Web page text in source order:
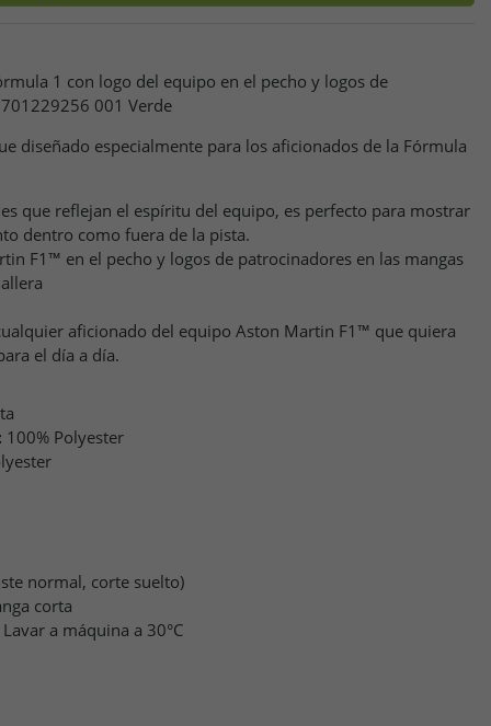
1 con logo del equipo en el pecho y logos de
001 Verde
diseñado especialmente para los aficionados de la Fórmula
que reflejan el espíritu del equipo, es perfecto para mostrar
dentro como fuera de la pista.
F1™ en el pecho y logos de patrocinadores en las mangas
aficionado del equipo Aston Martin F1™ que quiera
el día a día.
100% Polyester
normal, corte suelto)
corta
Lavar a máquina a 30°C